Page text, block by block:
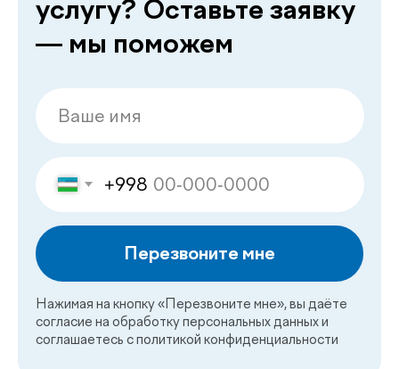
Нажимая на кнопку «Перезвоните мне», вы даёте
согласие на обработку персональных данных и
соглашаетесь c политикой конфиденциальности
Наши
. специалисты